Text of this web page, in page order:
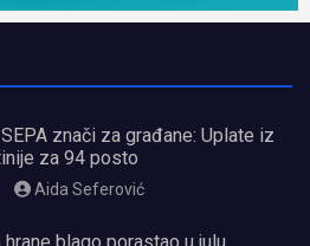
znači za građane: Uplate iz
za 94 posto
Aida Seferović